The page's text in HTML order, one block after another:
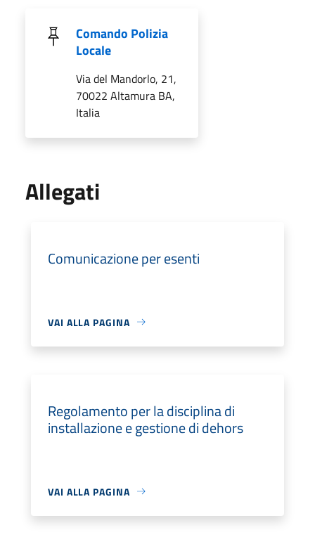
Comando Polizia
Locale
Via del Mandorlo, 21,
70022 Altamura BA,
Italia
Allegati
Comunicazione per esenti
VAI ALLA PAGINA
Regolamento per la disciplina di
installazione e gestione di dehors
VAI ALLA PAGINA